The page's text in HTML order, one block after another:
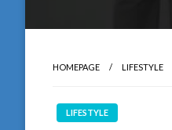
HOMEPAGE LIFESTYLE
LIFESTYLE